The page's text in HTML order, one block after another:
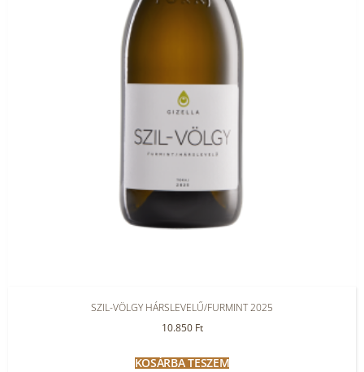
SZIL-VÖLGY HÁRSLEVELŰ/FURMINT 2025
10.850 Ft
KOSÁRBA TESZEM